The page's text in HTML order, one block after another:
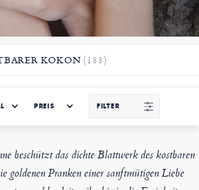
KOKON (188)
PREIS FILTER
beschützt das dichte Blattwerk des kostbaren
goldenen Pranken einer sanftmütigen Liebe